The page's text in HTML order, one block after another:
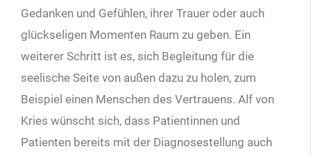
Gedanken und Gefühlen, ihrer Trauer oder auch
glückseligen Momenten Raum zu geben. Ein
weiterer Schritt ist es, sich Begleitung für die
seelische Seite von außen dazu zu holen, zum
Beispiel einen Menschen des Vertrauens. Alf von
Kries wünscht sich, dass Patientinnen und
Patienten bereits mit der Diagnosestellung auch